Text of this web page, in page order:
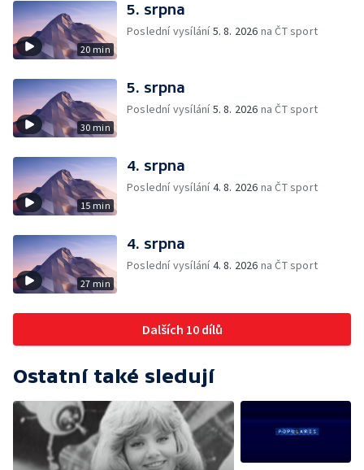
20 min
5. srpna
Poslední vysílání5. 8. 2026 na ČT sport
30 min
5. srpna
Poslední vysílání5. 8. 2026 na ČT sport
15 min
4. srpna
Poslední vysílání4. 8. 2026 na ČT sport
27 min
4. srpna
Poslední vysílání4. 8. 2026 na ČT sport
Dalších 10 dílů
Ostatní také sledují